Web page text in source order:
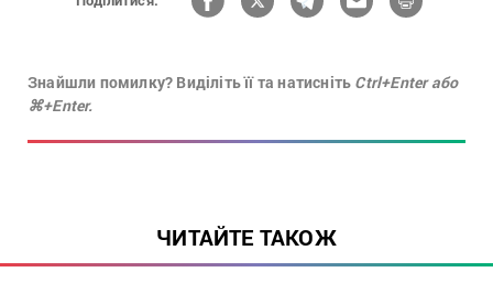
Знайшли помилку? Виділіть її та натисніть Ctrl+Enter або
⌘+Enter.
ЧИТАЙТЕ ТАКОЖ